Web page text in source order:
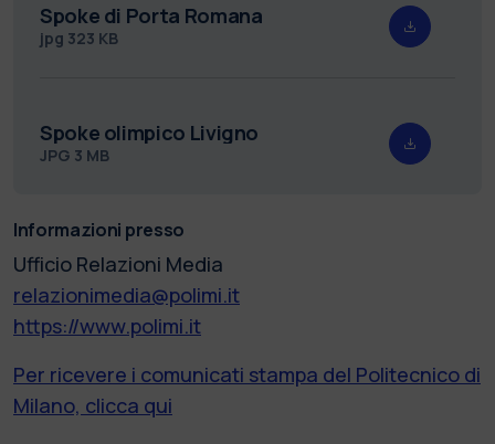
Spoke di Porta Romana
jpg 323 KB
Spoke olimpico Livigno
JPG 3 MB
Informazioni presso
Ufficio Relazioni Media
relazionimedia@polimi.it
https://www.polimi.it
Per ricevere i comunicati stampa del Politecnico di
Milano, clicca qui